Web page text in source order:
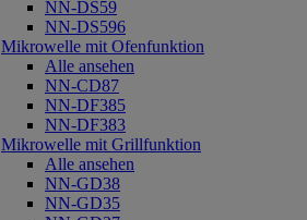
NN-DS59
NN-DS596
Mikrowelle mit Ofenfunktion
Alle ansehen
NN-CD87
NN-DF385
NN-DF383
Mikrowelle mit Grillfunktion
Alle ansehen
NN-GD38
NN-GD35